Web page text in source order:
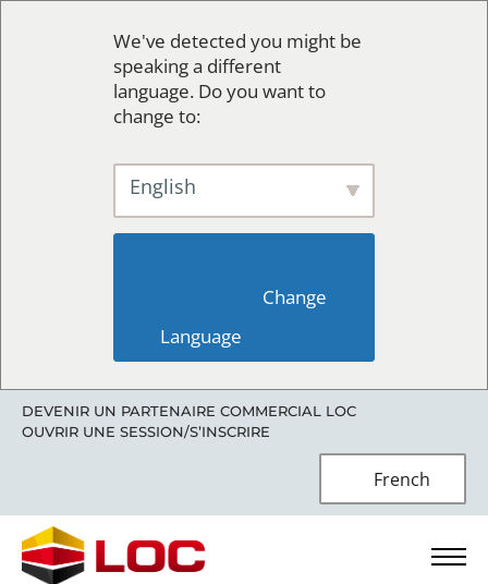
We've detected you might be
speaking a different
language. Do you want to
change to:
English
Language
DEVENIR UN PARTENAIRE COMMERCIAL LOC
OUVRIR UNE SESSION/S’INSCRIRE
French